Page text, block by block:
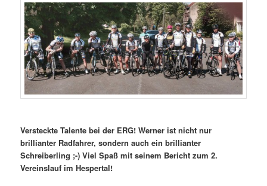
Versteckte Talente bei der ERG! Werner ist nicht nur
brillianter Radfahrer, sondern auch ein brillianter
Schreiberling ;-) Viel Spaß mit seinem Bericht zum 2.
Vereinslauf im Hespertal!